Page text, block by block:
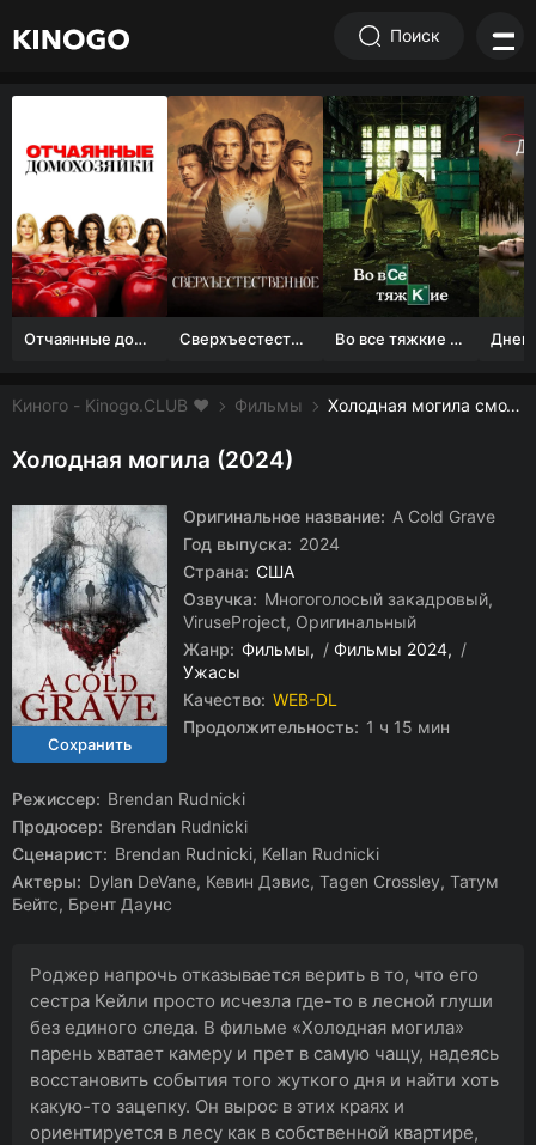
Поиск
Отчаянные домохозяйки (1 сезон) Сверхъестественное Во все тяжкие 1-5 сезон
Киного - Kinogo.CLUB ❤️ Фильмы Холодная могила смотреть онлайн бесплатно
Холодная могила (2024)
Оригинальное название: A Cold Grave
Год выпуска: 2024
Страна: США
Озвучка: Многоголосый закадровый,
ViruseProject, Оригинальный
Жанр: Фильмы / Фильмы 2024
/
Ужасы
Качество: WEB-DL
Продолжительность: 1 ч 15 мин
Режиссер: Brendan Rudnicki
Продюсер: Brendan Rudnicki
Сценарист: Brendan Rudnicki, Kellan Rudnicki
Актеры: Dylan DeVane, Кевин Дэвис, Tagen Crossley, Татум
Бейтс, Брент Даунс
Роджер напрочь отказывается верить в то, что его
сестра Кейли просто исчезла где-то в лесной глуши
без единого следа. В фильме «Холодная могила»
парень хватает камеру и прет в самую чащу, надеясь
восстановить события того жуткого дня и найти хоть
какую-то зацепку. Он вырос в этих краях и
ориентируется в лесу как в собственной квартире,